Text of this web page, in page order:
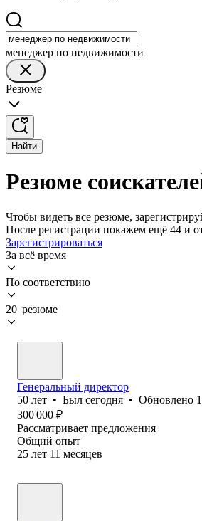
менеджер по недвижимости
Резюме
Найти
Резюме
Чтобы видеть все резюме,
После регистрации покажем ещё 44 и
Зарегистрироваться
За всё время
По соответствию
20 резюме
Генеральный директор
50 лет • Был сегодня • Обновлено
300 000 ₽
Рассматривает предложения
Общий опыт
25 лет 11 месяцев